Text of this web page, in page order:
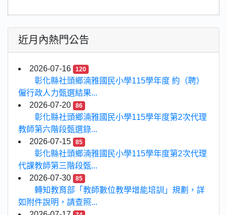
近月內熱門公告
2026-07-16 120
彰化縣社頭鄉湳雅國民小學115學年度 約（聘）
僱行政人力甄選結果...
2026-07-20
86
彰化縣社頭鄉湳雅國民小學115學年度第2次代理
教師第六階段甄選錄...
2026-07-15
85
彰化縣社頭鄉湳雅國民小學115學年度第2次代理
代課教師第三階段甄...
2026-07-30
85
轉知教育部「教師數位教學增能培訓」規劃，詳
如附件說明，請查照...